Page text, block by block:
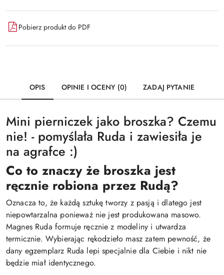
Pobierz produkt do PDF
OPIS OPINIE I OCENY (0) ZADAJ PYTANIE
Mini pierniczek jako broszka? Czemu
nie! - pomyślała Ruda i zawiesiła je
na agrafce :)
Co to znaczy że broszka jest
ręcznie robiona przez Rudą?
Oznacza to, że każdą sztukę tworzy z pasją i dlatego jest
niepowtarzalna ponieważ nie jest produkowana masowo.
Magnes Ruda formuje ręcznie z modeliny i utwardza
termicznie. Wybierając rękodzieło masz zatem pewność, że
dany egzemplarz Ruda lepi specjalnie dla Ciebie i nikt nie
będzie miał identycznego.